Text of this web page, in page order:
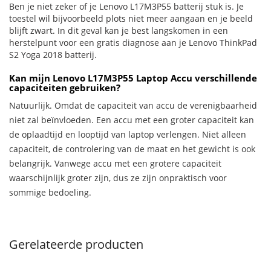
Ben je niet zeker of je Lenovo L17M3P55 batterij stuk is. Je
toestel wil bijvoorbeeld plots niet meer aangaan en je beeld
blijft zwart. In dit geval kan je best langskomen in een
herstelpunt voor een gratis diagnose aan je Lenovo ThinkPad
S2 Yoga 2018 batterij.
Kan mijn Lenovo L17M3P55 Laptop Accu verschillende
capaciteiten gebruiken?
Natuurlijk. Omdat de capaciteit van accu de verenigbaarheid
niet zal beïnvloeden. Een accu met een groter capaciteit kan
de oplaadtijd en looptijd van laptop verlengen. Niet alleen
capaciteit, de controlering van de maat en het gewicht is ook
belangrijk. Vanwege accu met een grotere capaciteit
waarschijnlijk groter zijn, dus ze zijn onpraktisch voor
sommige bedoeling.
Gerelateerde producten